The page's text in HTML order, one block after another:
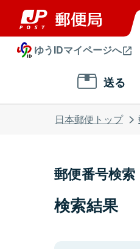
ゆうIDマイページへ
送る
日本郵便トップ
郵便番号検索
検索結果